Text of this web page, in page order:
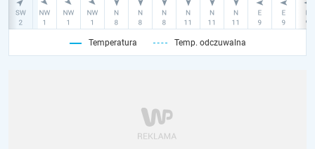
Temperatura Temp. odczuwalna